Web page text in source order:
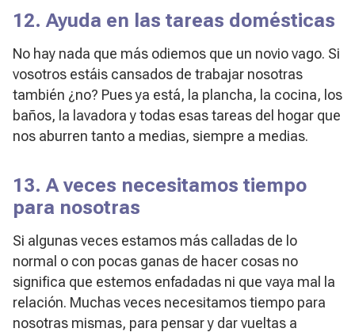
12. Ayuda en las tareas domésticas
No hay nada que más odiemos que un novio vago. Si
vosotros estáis cansados de trabajar nosotras
también ¿no? Pues ya está, la plancha, la cocina, los
baños, la lavadora y todas esas tareas del hogar que
nos aburren tanto a medias, siempre a medias.
13. A veces necesitamos tiempo
para nosotras
Si algunas veces estamos más calladas de lo
normal o con pocas ganas de hacer cosas no
significa que estemos enfadadas ni que vaya mal la
relación. Muchas veces necesitamos tiempo para
nosotras mismas, para pensar y dar vueltas a